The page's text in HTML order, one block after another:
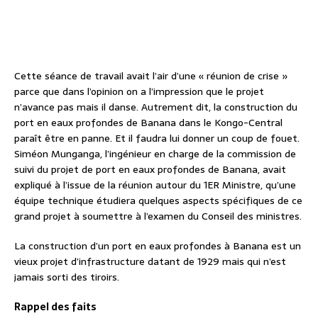
Cette séance de travail avait l’air d’une « réunion de crise »
parce que dans l’opinion on a l’impression que le projet
n’avance pas mais il danse. Autrement dit, la construction du
port en eaux profondes de Banana dans le Kongo-Central
paraît être en panne. Et il faudra lui donner un coup de fouet.
Siméon Munganga, l’ingénieur en charge de la commission de
suivi du projet de port en eaux profondes de Banana, avait
expliqué à l’issue de la réunion autour du 1ER Ministre, qu’une
équipe technique étudiera quelques aspects spécifiques de ce
grand projet à soumettre à l’examen du Conseil des ministres.
La construction d’un port en eaux profondes à Banana est un
vieux projet d’infrastructure datant de 1929 mais qui n’est
jamais sorti des tiroirs.
Rappel des faits